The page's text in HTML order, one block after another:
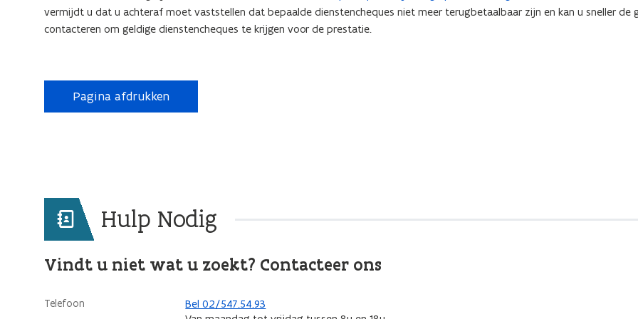
vermijdt u dat u achteraf moet vaststellen dat bepaalde dienstencheques niet meer terugbetaalbaar zijn en kan u sneller de
contacteren om geldige dienstencheques te krijgen voor de prestatie.
Pagina afdrukken
Hulp Nodig
Vindt u niet wat u zoekt? Contacteer ons
Telefoon
Bel 02/547.54.93